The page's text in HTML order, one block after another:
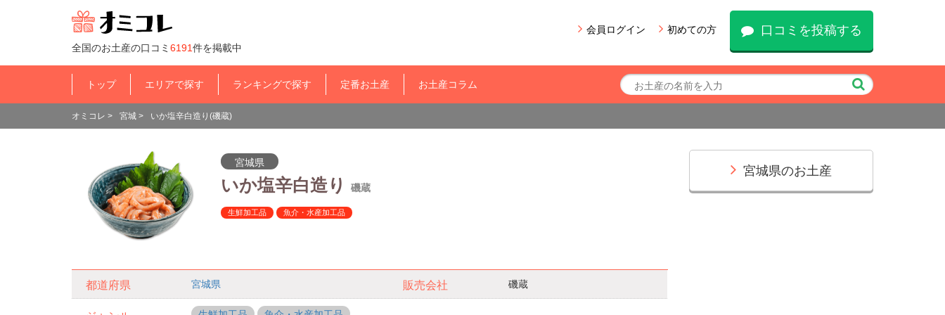
全国のお土産の口コミ 6191件を掲載中
会員ログイン 初めての方 口コミを投稿する
トップ エリアで探す ランキングで探す 定番お土産 お土産コラム
オミコレ > 宮城 > いか塩辛白造り(磯蔵)
宮城県
いか塩辛白造り 磯蔵
生鮮加工品 魚介・水産加工品
都道府県 宮城県 販売会社 磯蔵
宮城県のお土産